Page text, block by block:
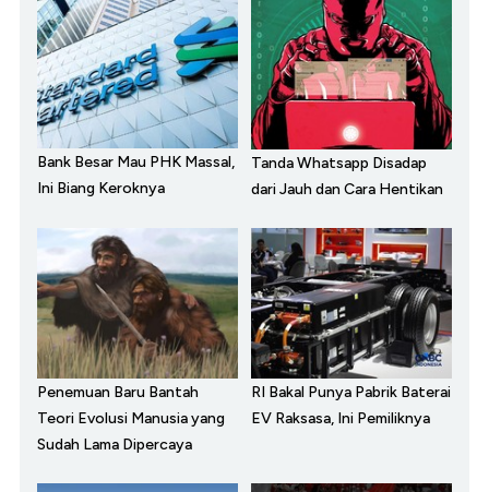
Bank Besar Mau PHK Massal,
Ini Biang Keroknya
Tanda Whatsapp Disadap
dari Jauh dan Cara Hentikan
Penemuan Baru Bantah
Teori Evolusi Manusia yang
Sudah Lama Dipercaya
RI Bakal Punya Pabrik Baterai
EV Raksasa, Ini Pemiliknya